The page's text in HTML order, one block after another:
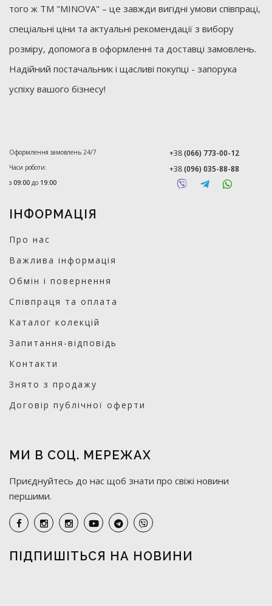
того ж ТМ "MINOVA" – це завжди вигідні умови співпраці,
спеціальні ціни та актуальні рекомендації з вибору
розміру, допомога в оформленні та доставці замовлень.
Надійний постачальник і щасливі покупці - запорука
успіху вашого бізнесу!
Оформлення замовлень 24/7
Часи роботи:
з 09:00 до 19:00
+38(066) 773-00-12
+38(096) 035-88-88
ІНФОРМАЦІЯ
Про нас
Важлива інформація
Обмін і повернення
Співпраця та оплата
Каталог колекцій
Запитання-відповідь
Контакти
Знято з продажу
Договір публічної оферти
МИ В СОЦ. МЕРЕЖАХ
Приєднуйтесь до нас щоб знати про свіжі новини
першими.
ПІДПИШІТЬСЯ НА НОВИНИ